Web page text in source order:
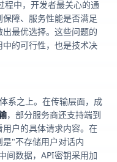
中，开发者最关心的通
障、服务性能是否满足
最优选择。这些问题的
的可行性，也是技术决
系之上。在传输层面，成
，部分服务商还支持端到
户的具体请求内容。在
"不存储用户对话内
数据，API密钥采用加